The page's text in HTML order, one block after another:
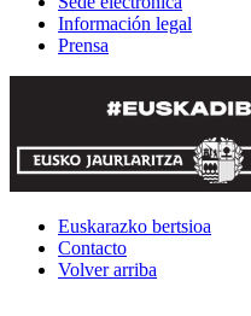
Información legal
Prensa
Euskarazko bertsioa
Contacto
Volver arriba